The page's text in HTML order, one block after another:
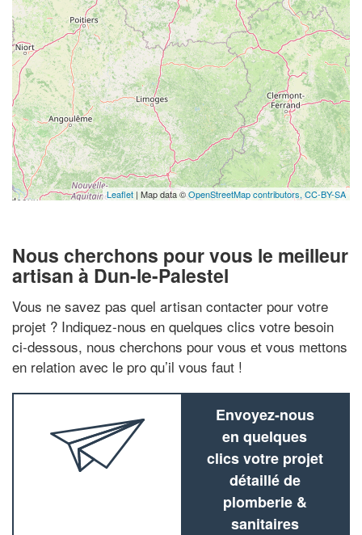
Leaflet | Map data ©OpenStreetMap contributors, CC-BY-SA
Nous cherchons pour vous le meilleur
artisan à Dun-le-Palestel
Vous ne savez pas quel artisan contacter pour votre
projet ? Indiquez-nous en quelques clics votre besoin
ci-dessous, nous cherchons pour vous et vous mettons
en relation avec le pro qu’il vous faut !
Envoyez-nous
en quelques
clics votre projet
détaillé de
plomberie &
sanitaires